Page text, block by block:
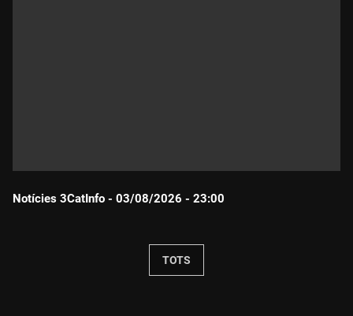
Notícies 3CatInfo - 03/08/2026 - 23:00
TOTS